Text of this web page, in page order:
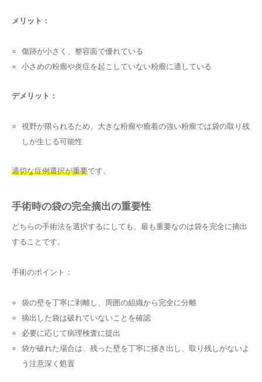
メリット：
傷跡が小さく、整容面で優れている
小さめの粉瘤や炎症を起こしていない粉瘤に適している
デメリット：
視野が限られるため、大きな粉瘤や癒着の強い粉瘤では袋の取り残
しが生じる可能性
適切な症例選択が重要です。
手術時の袋の完全摘出の重要性
どちらの手術法を選択するにしても、最も重要なのは袋を完全に摘出
することです。
手術のポイント：
袋の壁を丁寧に剥離し、周囲の組織から完全に分離
摘出した袋は破れていないことを確認
必要に応じて病理検査に提出
袋が破れた場合は、残った壁を丁寧に掻き出し、取り残しがないよ
う注意深く処置